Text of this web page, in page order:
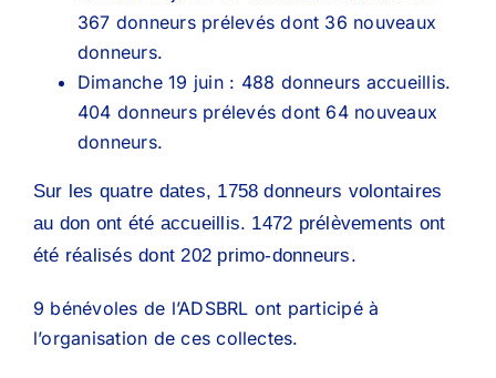
367 donneurs prélevés dont 36 nouveaux
donneurs.
Dimanche 19 juin : 488 donneurs accueillis.
404 donneurs prélevés dont 64 nouveaux
donneurs.
Sur les quatre dates, 1758 donneurs volontaires
au don ont été accueillis. 1472 prélèvements ont
été réalisés dont 202 primo-donneurs.
9 bénévoles de l’ADSBRL ont participé à
l’organisation de ces collectes.